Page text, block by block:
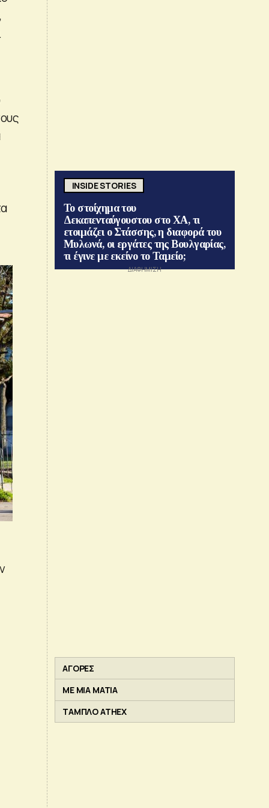
INSIDE STORIES
Το στοίχημα του
Δεκαπενταύγουστου στο ΧΑ, τι
ετοιμάζει ο Στάσσης, η διαφορά του
Μυλωνά, οι εργάτες της Βουλγαρίας,
τι έγινε με εκείνο το Ταμείο;
ΑΓΟΡΕΣ
ΜΕ ΜΙΑ ΜΑΤΙΑ
ΤΑΜΠΛΟ ATHEX